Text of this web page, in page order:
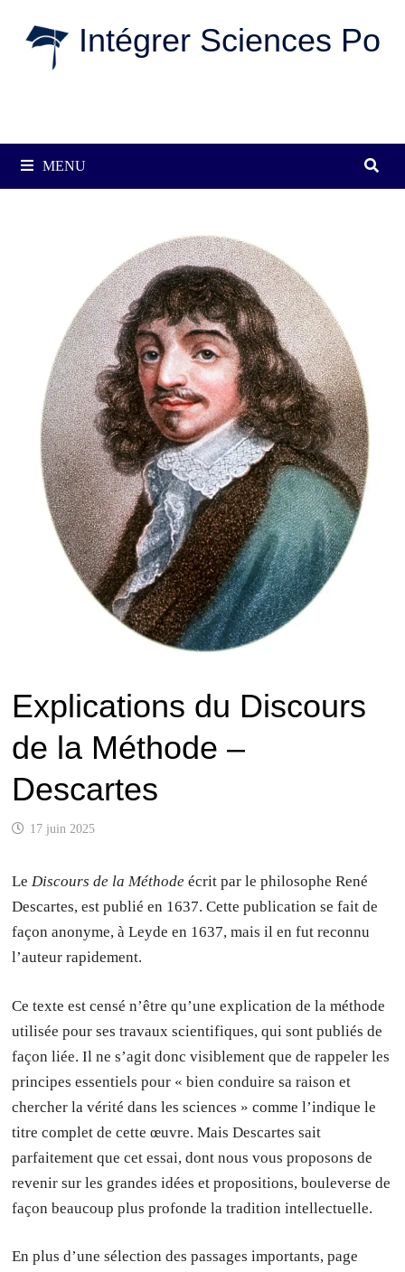
Intégrer Sciences Po
MENU
Explications du Discours
de la Méthode –
Descartes
17 juin 2025
LeDiscours de la Méthode écrit par le philosophe René
Descartes, est publié en 1637. Cette publication se fait de
façon anonyme, à Leyde en 1637, mais il en fut reconnu
l’auteur rapidement.
Ce texte est censé n’être qu’une explication de la méthode
utilisée pour ses travaux scientifiques, qui sont publiés de
façon liée. Il ne s’agit donc visiblement que de rappeler les
principes essentiels pour « bien conduire sa raison et
chercher la vérité dans les sciences » comme l’indique le
titre complet de cette œuvre. Mais Descartes sait
parfaitement que cet essai, dont nous vous proposons de
revenir sur les grandes idées et propositions, bouleverse de
façon beaucoup plus profonde la tradition intellectuelle.
En plus d’une sélection des passages importants, page